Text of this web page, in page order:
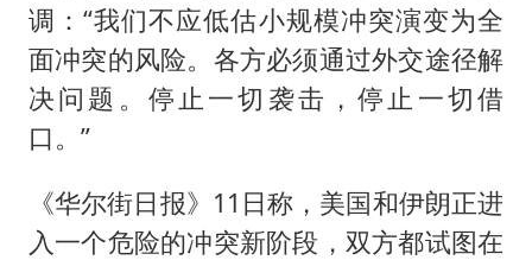
调：“我们不应低估小规模冲突演变为全
面冲突的风险。各方必须通过外交途径解
决问题。停止一切袭击，停止一切借
口。”
《华尔街日报》11日称，美国和伊朗正进
入一个危险的冲突新阶段，双方都试图在